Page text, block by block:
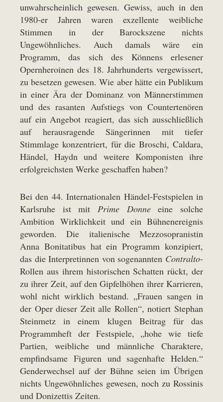
unwahrscheinlich gewesen. Gewiss, auch in den
1980-er Jahren waren exzellente weibliche
Stimmen in der Barockszene nichts
Ungewöhnliches. Auch damals wäre ein
Programm, das sich des Könnens erlesener
Opernheroinen des 18. Jahrhunderts vergewissert,
zu besetzen gewesen. Wie aber hätte ein Publikum
in einer Ära der Dominanz von Männerstimmen
und des rasanten Aufstiegs von Countertenören
auf ein Angebot reagiert, das sich ausschließlich
auf herausragende Sängerinnen mit tiefer
Stimmlage konzentriert, für die Broschi, Caldara,
Händel, Haydn und weitere Komponisten ihre
erfolgreichsten Werke geschaffen haben?
Bei den 44. Internationalen Händel-Festspielen in
Karlsruhe ist mit Prime Donneeine solche
Ambition Wirklichkeit und ein Bühnenereignis
geworden. Die italienische Mezzosopranistin
Anna Bonitatibus hat ein Programm konzipiert,
das die Interpretinnen von sogenannten Contralto-
Rollen aus ihrem historischen Schatten rückt, der
zu ihrer Zeit, auf den Gipfelhöhen ihrer Karrieren,
wohl nicht wirklich bestand. „Frauen sangen in
der Oper dieser Zeit alle Rollen“, notiert Stephan
Steinmetz in einem klugen Beitrag für das
Programmheft der Festspiele, „hohe wie tiefe
Partien, weibliche und männliche Charaktere,
empfindsame Figuren und sagenhafte Helden.“
Genderwechsel auf der Bühne seien im Übrigen
nichts Ungewöhnliches gewesen, noch zu Rossinis
und Donizettis Zeiten.